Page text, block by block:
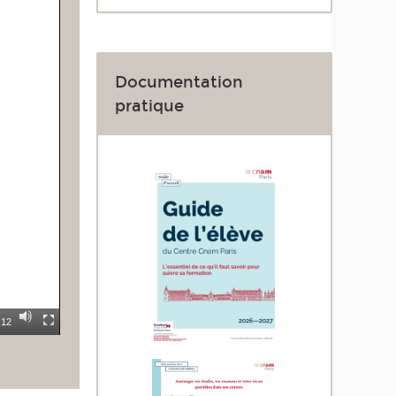
Documentation
pratique